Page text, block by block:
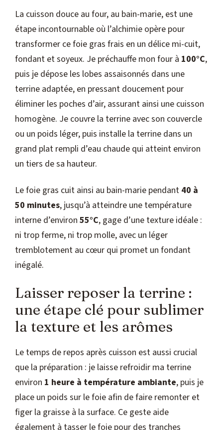
La cuisson douce au four, au bain-marie, est une
étape incontournable où l’alchimie opère pour
transformer ce foie gras frais en un délice mi-cuit,
fondant et soyeux. Je préchauffe mon four à 100°C,
puis je dépose les lobes assaisonnés dans une
terrine adaptée, en pressant doucement pour
éliminer les poches d’air, assurant ainsi une cuisson
homogène. Je couvre la terrine avec son couvercle
ou un poids léger, puis installe la terrine dans un
grand plat rempli d’eau chaude qui atteint environ
un tiers de sa hauteur.
Le foie gras cuit ainsi au bain-marie pendant 40 à
50 minutes, jusqu’à atteindre une température
interne d’environ 55°C, gage d’une texture idéale :
ni trop ferme, ni trop molle, avec un léger
tremblotement au cœur qui promet un fondant
inégalé.
Laisser reposer la terrine :
une étape clé pour sublimer
la texture et les arômes
Le temps de repos après cuisson est aussi crucial
que la préparation : je laisse refroidir ma terrine
environ 1 heure à température ambiante, puis je
place un poids sur le foie afin de faire remonter et
figer la graisse à la surface. Ce geste aide
également à tasser le foie pour des tranches